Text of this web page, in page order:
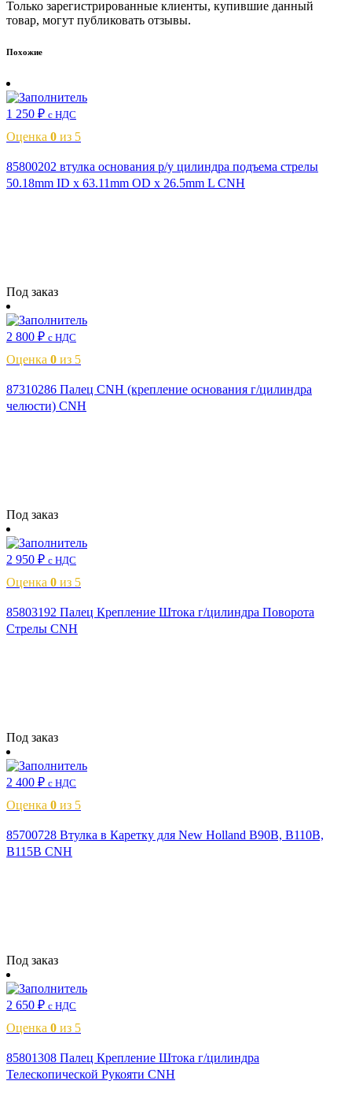
Только зарегистрированные клиенты, купившие данный
товар, могут публиковать отзывы.
Похожие
1 250 ₽ с НДС
Оценка 0 из 5
85800202 втулка основания р/у цилиндра подъема стрелы
50.18mm ID x 63.11mm OD x 26.5mm L CNH
Под заказ
2 800 ₽ с НДС
Оценка 0 из 5
87310286 Палец CNH (крепление основания г/цилиндра
челюсти) CNH
Под заказ
2 950 ₽ с НДС
Оценка 0 из 5
85803192 Палец Крепление Штока г/цилиндра Поворота
Стрелы CNH
Под заказ
2 400 ₽ с НДС
Оценка 0 из 5
85700728 Втулка в Каретку для New Holland B90B, B110B,
B115B CNH
Под заказ
2 650 ₽ с НДС
Оценка 0 из 5
85801308 Палец Крепление Штока г/цилиндра
Телескопической Рукояти CNH